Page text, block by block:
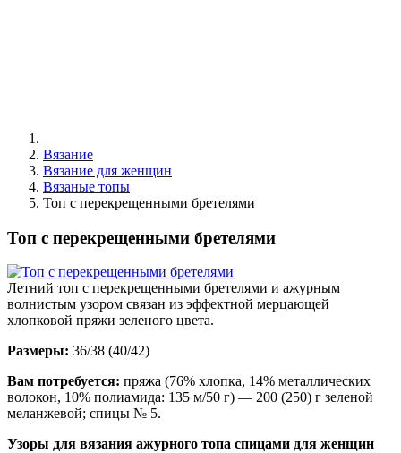
Вязание
Вязание для женщин
Вязаные топы
Топ с перекрещенными бретелями
Топ с перекрещенными бретелями
Летний топ с перекрещенными бретелями и ажурным
волнистым узором связан из эффектной мерцающей
хлопковой пряжи зеленого цвета.
Размеры: 36/38 (40/42)
Вам потребуется: пряжа (76% хлопка, 14% металлических
волокон, 10% полиамида: 135 м/50 г) — 200 (250) г зеленой
меланжевой; спицы № 5.
Узоры для вязания ажурного топа спицами для женщин